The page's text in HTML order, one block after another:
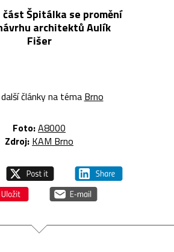
část Špitálka se promění
architektů Aulík
Fišer
články na téma Brno
Foto:A8000
Zdroj: KAM Brno